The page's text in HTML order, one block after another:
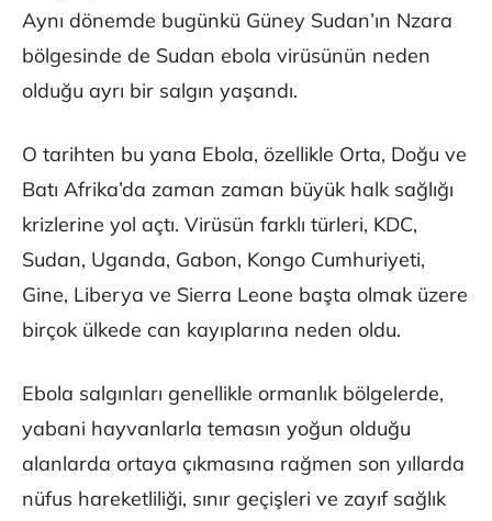
Aynı dönemde bugünkü Güney Sudan’ın Nzara
bölgesinde de Sudan ebola virüsünün neden
olduğu ayrı bir salgın yaşandı.
O tarihten bu yana Ebola, özellikle Orta, Doğu ve
Batı Afrika’da zaman zaman büyük halk sağlığı
krizlerine yol açtı. Virüsün farklı türleri, KDC,
Sudan, Uganda, Gabon, Kongo Cumhuriyeti,
Gine, Liberya ve Sierra Leone başta olmak üzere
birçok ülkede can kayıplarına neden oldu.
Ebola salgınları genellikle ormanlık bölgelerde,
yabani hayvanlarla temasın yoğun olduğu
alanlarda ortaya çıkmasına rağmen son yıllarda
nüfus hareketliliği, sınır geçişleri ve zayıf sağlık